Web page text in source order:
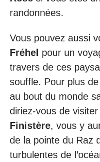
randonnées.
Vous pouvez aussi
Fréhel pour un
travers de ces
souffle. Pour plus
au bout du monde
diriez-vous de
Finistère, vous y
de la pointe du Raz
turbulentes de